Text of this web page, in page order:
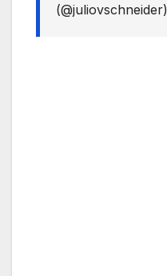
(@juliovschneider)